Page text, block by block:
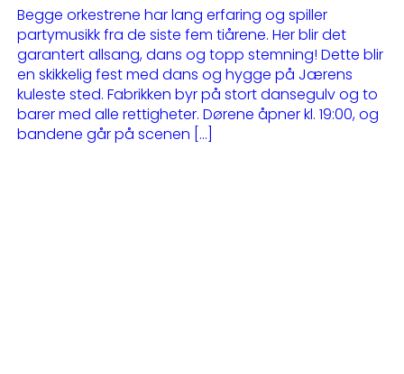
Begge orkestrene har lang erfaring og spiller
partymusikk fra de siste fem tiårene. Her blir det
garantert allsang, dans og topp stemning! Dette blir
en skikkelig fest med dans og hygge på Jærens
kuleste sted. Fabrikken byr på stort dansegulv og to
barer med alle rettigheter. Dørene åpner kl. 19:00, og
bandene går på scenen […]